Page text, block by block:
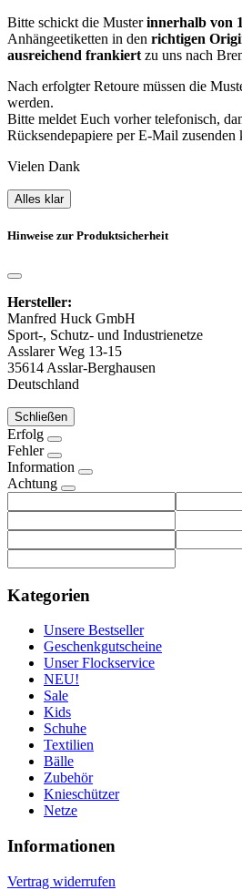
Bitte schickt die Musterinnerhalb von
Anhängeetiketten in den richtigen
ausreichend frankiert zu uns nach
Nach erfolgter Retoure müssen die
werden.
Bitte meldet Euch vorher telefonisch,
Rücksendepapiere per E-Mail zusenden
Vielen Dank
Alles klar
Hinweise zur Produktsicherheit
Hersteller:
Manfred Huck GmbH
Sport-, Schutz- und Industrienetze
Asslarer Weg 13-15
35614 Asslar-Berghausen
Deutschland
Schließen
Erfolg
Fehler
Information
Achtung
Kategorien
Unsere Bestseller
Geschenkgutscheine
Unser Flockservice
NEU!
Sale
Kids
Schuhe
Textilien
Bälle
Zubehör
Knieschützer
Netze
Informationen
Vertrag widerrufen